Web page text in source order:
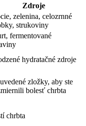
Zdroje
zelenina, celozrnné
strukoviny
fermentované
hydratačné zdroje
zložky, aby ste
bolesť chrbta